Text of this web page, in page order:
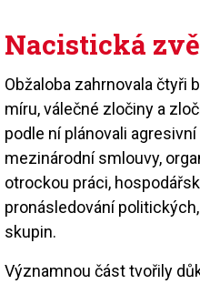
Nacistická
Obžaloba zahrnovala čtyři
míru, válečné zločiny a
podle ní plánovali agresivní
mezinárodní smlouvy,
otrockou práci,
pronásledování
skupin.
Významnou část tvořily